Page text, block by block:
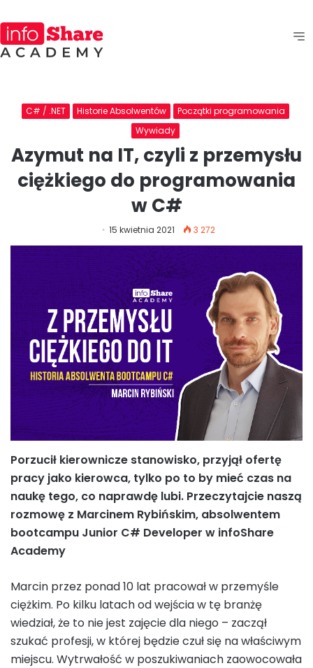
C# / .NET Historie Absolwentów
Początki programowania
Wywiady
Azymut na IT, czyli z przemysłu
ciężkiego do programowania
w C#
15 kwietnia 2021 3 272
Porzucił kierownicze stanowisko, przyjął ofertę
pracy jako kierowca, tylko po to by mieć czas na
naukę tego, co naprawdę lubi. Przeczytajcie naszą
rozmowę z Marcinem Rybińskim, absolwentem
bootcampu Junior C# Developer w infoShare
Academy
Marcin przez ponad 10 lat pracował w przemyśle
ciężkim. Po kilku latach od wejścia w tę branżę
wiedział, że to nie jest zajęcie dla niego – zaczął
szukać profesji, w której będzie czuł się na właściwym
miejscu. Wytrwałość w poszukiwaniach zaowocowała